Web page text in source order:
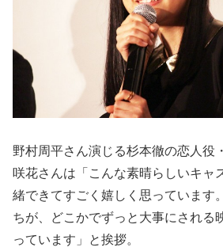
野村周平さん演じる杉本徹の恋人役
咲花さんは「こんな素晴らしいキャ
緒できてすごく嬉しく思っています
ちが、どこかでずっと大事にされる
っています」と挨拶。